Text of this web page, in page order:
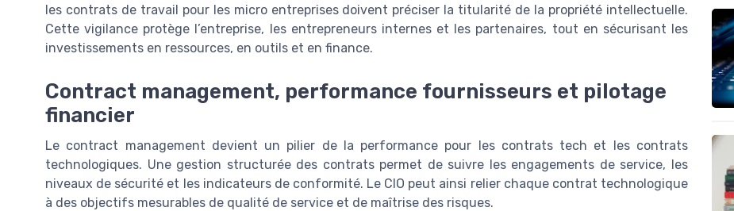
les contrats de travail pour les micro entreprises doivent préciser la titularité de la propriété intellectuelle.
Cette vigilance protège l’entreprise, les entrepreneurs internes et les partenaires, tout en sécurisant les
investissements en ressources, en outils et en finance.
Contract management, performance fournisseurs et pilotage
financier
Le contract management devient un pilier de la performance pour les contrats tech et les contrats
technologiques. Une gestion structurée des contrats permet de suivre les engagements de service, les
niveaux de sécurité et les indicateurs de conformité. Le CIO peut ainsi relier chaque contrat technologique
à des objectifs mesurables de qualité de service et de maîtrise des risques.